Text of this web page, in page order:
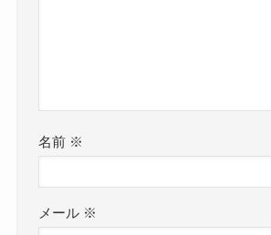
名前 ※
メール ※